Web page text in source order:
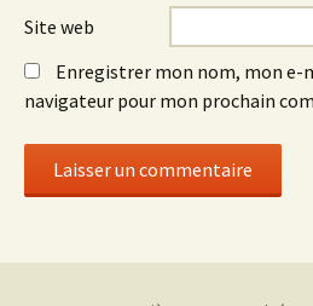
Site web
Enregistrer mon nom, mon e-
navigateur pour mon prochain